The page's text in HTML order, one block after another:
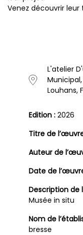
Venez découvrir
L'atelier
Municipal,
Louhans,
Edition : 2026
Titre de
Auteur de
Date de
Description de
Musée in situ
Nom de
bresse